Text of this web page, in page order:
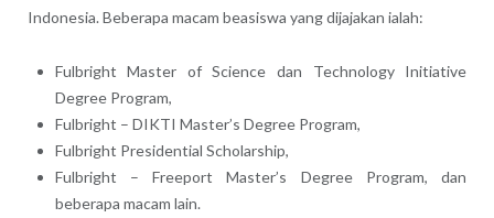
Indonesia. Beberapa macam beasiswa yang dijajakan ialah:
Fulbright Master of Science dan Technology Initiative
Degree Program,
Fulbright – DIKTI Master’s Degree Program,
Fulbright Presidential Scholarship,
Fulbright – Freeport Master’s Degree Program, dan
beberapa macam lain.